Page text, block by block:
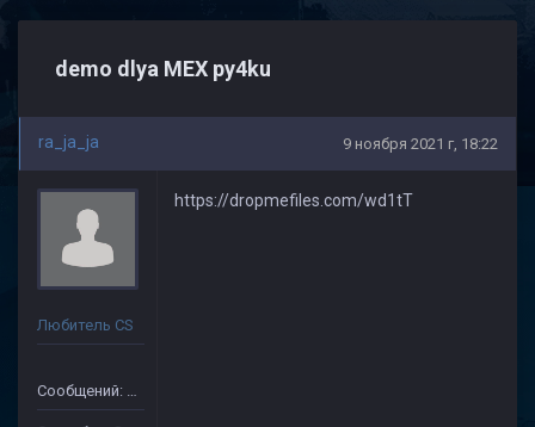
demo dlya MEX py4ku
ra_ja_ja 9 ноября 2021 г, 18:22
Любитель CS
Сообщений: 29
https://dropmefiles.com/wd1tT